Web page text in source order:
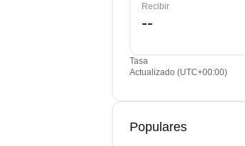
Recibir
Tasa
Actualizado (UTC+00:00)
Populares